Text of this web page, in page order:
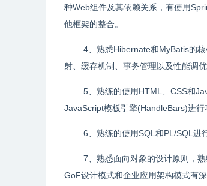
种Web组件及其依赖关系，有使用
他框架的整合。
4、熟悉Hibernate和MyBatis的
射、缓存机制、事务管理以及性能调优
5、熟练的使用HTML、CSS和
JavaScript模板引擎(HandleBars)进行
6、熟练的使用SQL和PL/SQL进
7、熟悉面向对象的设计原则，
GoF设计模式和企业应用架构模式有